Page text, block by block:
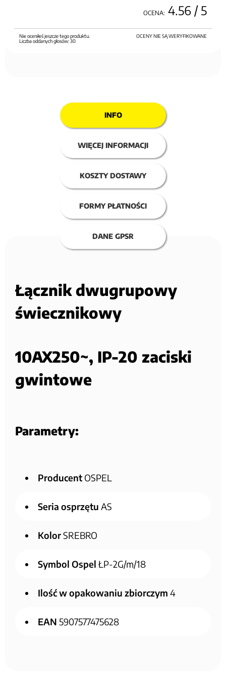
OCENA: 4.56 / 5
OCENY NIE SĄ WERYFIKOWANE
Nie oceniłeś jeszcze tego produktu.
Liczba oddanych głosów:30
INFO
WIĘCEJ INFORMACJI
KOSZTY DOSTAWY
FORMY PŁATNOŚCI
DANE GPSR
Łącznik dwugrupowy
świecznikowy
10AX250~, IP-20 zaciski
gwintowe
Parametry:
Producent OSPEL
Seria osprzętu AS
KolorSREBRO
Symbol Ospel ŁP-2G/m/18
Ilość w opakowaniu zbiorczym 4
EAN 5907577475628